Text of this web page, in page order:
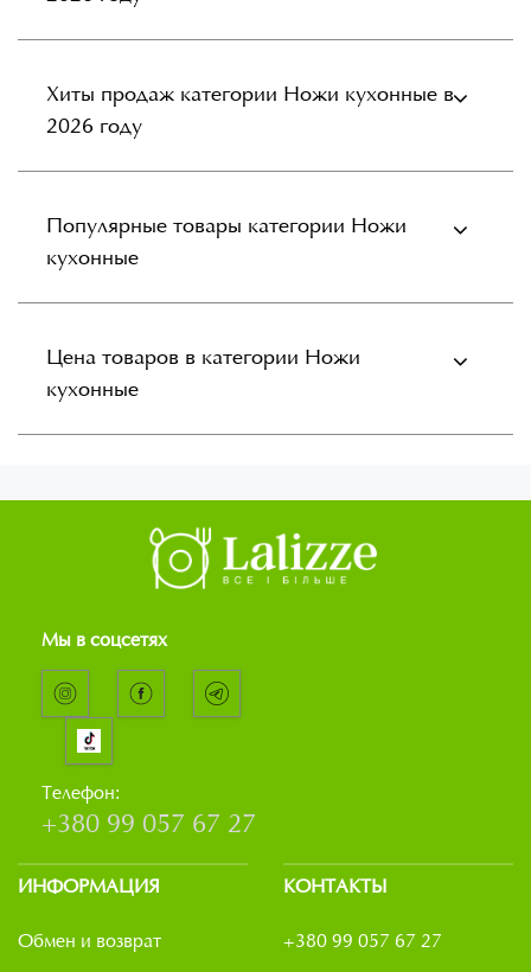
Хиты продаж категории Ножи кухонные в
2026 году
Популярные товары категории Ножи
кухонные
Цена товаров в категории Ножи
кухонные
Мы в соцсетях
Телефон:
+380 99 057 67 27
ИНФОРМАЦИЯ
Обмен и возврат
КОНТАКТЫ
+380 99 057 67 27